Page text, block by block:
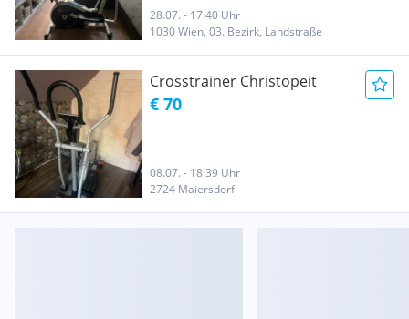
28.07. - 17:40 Uhr
1030 Wien, 03. Bezirk, Landstraße
Crosstrainer Christopeit
€ 70
08.07. - 18:39 Uhr
2724 Maiersdorf